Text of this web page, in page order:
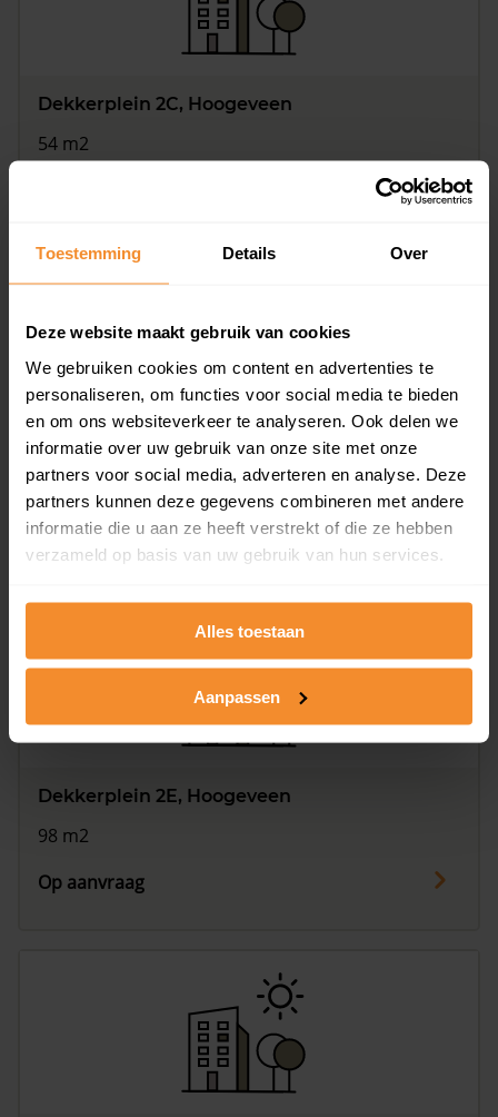
Toestemming Details Over
Deze website maakt gebruik van cookies
We gebruiken cookies om content en advertenties te
personaliseren, om functies voor social media te bieden
en om ons websiteverkeer te analyseren. Ook delen we
informatie over uw gebruik van onze site met onze
partners voor social media, adverteren en analyse. Deze
partners kunnen deze gegevens combineren met andere
informatie die u aan ze heeft verstrekt of die ze hebben
verzameld op basis van uw gebruik van hun services.
Alles toestaan
Aanpassen
Dekkerplein 2C, Hoogeveen
54 m2
Dekkerplein 2D, Hoogeveen
Op aanvraag
Dekkerplein 2E, Hoogeveen
98 m2
Op aanvraag